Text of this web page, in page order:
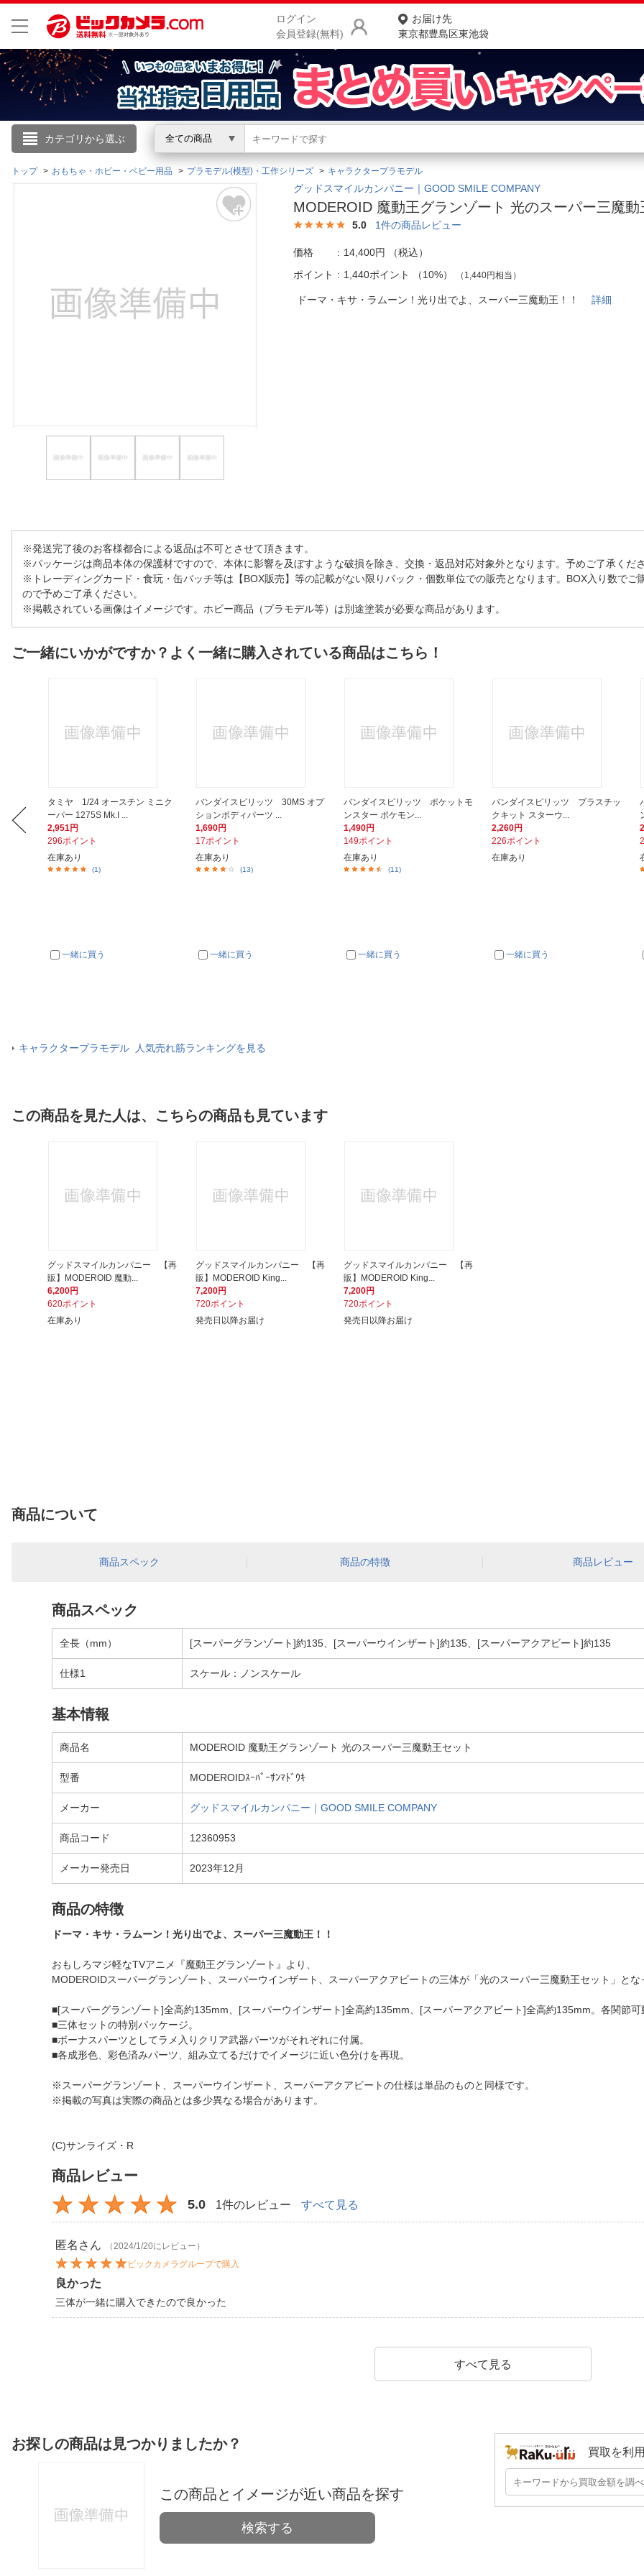
ログイン
会員登録(無料)
お届け先
東京都豊島区東池袋
カテゴリから選ぶ 全ての商品
こんにちは
ログイン
閲覧履歴
商品をさがす
ランキングからさがす
カテゴリ一覧からさがす
お客様サポート
ご利用ガイド
トップ おもちゃ・ホビー・ベビー用品 プラモデル(模型)・工作シリーズ キャラクタープラモデル
グッドスマイルカンパニー｜GOOD SMILE COMPANY
MODEROID 魔動王グランゾート 光のスーパー三魔動
5.0 1件の商品レビュー
価格 14,400円
（税込）
ポイント
1,440ポイント （10%） （1,440円相当）
ドーマ・キサ・ラムーン！光り出でよ、スーパー三魔動王！！詳細
※発送完了後のお客様都合による返品は不可とさせて頂きます。
※パッケージは商品本体の保護材ですので、本体に影響を及ぼすような破損を除き、交換・返品対応対象外となります。予めご了承くださ
※トレーディングカード・食玩・缶バッチ等は【BOX販売】等の記載がない限りパック・個数単位での販売となります。BOX入り数で
ので予めご了承ください。
※掲載されている画像はイメージです。ホビー商品（プラモデル等）は別途塗装が必要な商品があります。
ご一緒にいかがですか？よく一緒に購入されている商品はこちら！
タミヤ 1/24 オースチン ミニク
ーパー 1275S Mk.I ...
2,951円
296ポイント
在庫あり
(1)
一緒に買う
バンダイスピリッツ 30MS オプ
ションボディパーツ ...
1,690円
17ポイント
在庫あり
(13)
一緒に買う
バンダイスピリッツ ポケットモ
ンスター ポケモン...
1,490円
149ポイント
在庫あり
(11)
一緒に買う
バンダイスピリッツ プラスチッ
クキット スターウ...
2,260円
226ポイント
在庫あり
一緒に買う
キャラクタープラモデル 人気売れ筋ランキングを見る
この商品を見た人は、こちらの商品も見ています
グッドスマイルカンパニー 【再
販】MODEROID 魔動...
6,200円
620ポイント
在庫あり
グッドスマイルカンパニー 【再
販】MODEROID King...
7,200円
720ポイント
発売日以降お届け
グッドスマイルカンパニー 【再
販】MODEROID King...
7,200円
720ポイント
発売日以降お届け
商品について
商品スペック 商品の特徴 商品レビュー
商品スペック
全長（mm） [スーパーグランゾート]約135、[スーパーウインザート]約135、[スーパーアクアビート]約135
仕様1 スケール：ノンスケール
基本情報
商品名 MODEROID 魔動王グランゾート 光のスーパー三魔動王セット
型番 MODEROIDｽｰﾊﾟｰｻﾝﾏﾄﾞｳｷ
メーカー グッドスマイルカンパニー｜GOOD SMILE COMPANY
商品コード 12360953
メーカー発売日 2023年12月
商品の特徴
ドーマ・キサ・ラムーン！光り出でよ、スーパー三魔動王！！
おもしろマジ軽なTVアニメ『魔動王グランゾート』より、
MODEROIDスーパーグランゾート、スーパーウインザート、スーパーアクアビートの三体が「光のスーパー三魔動王セット」とな
■[スーパーグランゾート]全高約135mm、[スーパーウインザート]全高約135mm、[スーパーアクアビート]全高約135mm。各関節可
■三体セットの特別パッケージ。
■ボーナスパーツとしてラメ入りクリア武器パーツがそれぞれに付属。
■各成形色、彩色済みパーツ、組み立てるだけでイメージに近い色分けを再現。
※スーパーグランゾート、スーパーウインザート、スーパーアクアビートの仕様は単品のものと同様です。
※掲載の写真は実際の商品とは多少異なる場合があります。
(C)サンライズ・R
商品レビュー
5.0 1件のレビュー すべて見る
匿名 さん
（2024/1/20にレビュー）
ビックカメラグループで購入
良かった
三体が一緒に購入できたので良かった
すべて見る
お探しの商品は見つかりましたか？
この商品とイメージが近い商品を探す
検索する
買取を利